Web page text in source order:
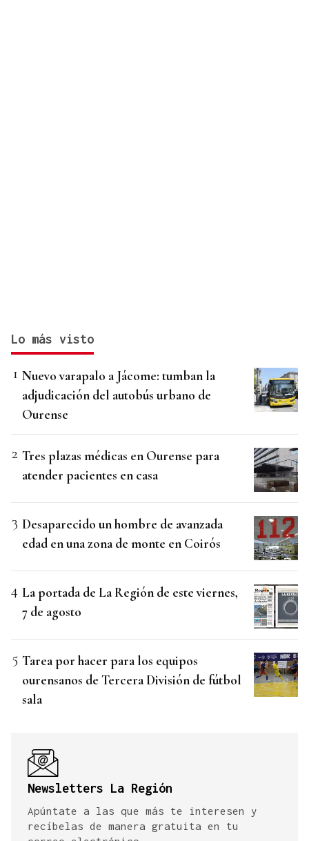
Lo más visto
Nuevo varapalo a Jácome: tumban la
adjudicación del autobús urbano de
Ourense
Tres plazas médicas en Ourense para
atender pacientes en casa
Desaparecido un hombre de avanzada
edad en una zona de monte en Coirós
La portada de La Región de este viernes,
7 de agosto
Tarea por hacer para los equipos
ourensanos de Tercera División de fútbol
sala
Newsletters La Región
Apúntate a las que más te interesen y
recíbelas de manera gratuita en tu